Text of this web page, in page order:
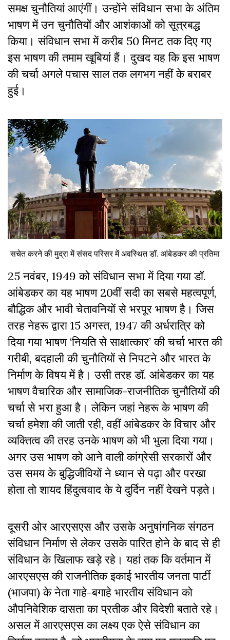
समक्ष चुनौतियां आएंगीं। उन्होंने संविधान सभा के अंतिम
भाषण में उन चुनौतियों और आशंकाओं को सूत्रबद्ध
किया। संविधान सभा में करीब 50 मिनट तक दिए गए
इस भाषण की तमाम खूबियां हैं। दुखद यह कि इस भाषण
की चर्चा अगले पचास साल तक लगभग नहीं के बराबर
हुई।
सचेत करने की मुद्रा में संसद परिसर में अवस्थित डॉ. आंबेडकर की प्रतिमा
25 नवंबर, 1949 को संविधान सभा में दिया गया डॉ.
आंबेडकर का यह भाषण 20वीं सदी का सबसे महत्वपूर्ण,
बौद्धिक और भावी चेतावनियों से भरपूर भाषण है। जिस
तरह नेहरू द्वारा 15 अगस्त, 1947 की अर्धरात्रि को
दिया गया भाषण ‘नियति से साक्षात्कार’ की चर्चा भारत की
गरीबी, बदहाली की चुनौतियों से निपटने और भारत के
निर्माण के विषय में है। उसी तरह डॉ. आंबेडकर का यह
भाषण वैचारिक और सामाजिक-राजनीतिक चुनौतियों की
चर्चा से भरा हुआ है। लेकिन जहां नेहरू के भाषण की
चर्चा हमेशा की जाती रही, वहीं आंबेडकर के विचार और
व्यक्तित्व की तरह उनके भाषण को भी भुला दिया गया।
अगर उस भाषण को आने वाली कांग्रेसी सरकारों और
उस समय के बुद्धिजीवियों ने ध्यान से पढ़ा और परखा
होता तो शायद हिंदुत्ववाद के ये दुर्दिन नहीं देखने पड़ते।
दूसरी ओर आरएसएस और उसके अनुषांगनिक संगठन
संविधान निर्माण से लेकर उसके पारित होने के बाद से ही
संविधान के खिलाफ खड़े रहे। यहां तक कि वर्तमान में
आरएसएस की राजनीतिक इकाई भारतीय जनता पार्टी
(भाजपा) के नेता गाहे-बगाहे भारतीय संविधान को
औपनिवेशिक दासता का प्रतीक और विदेशी बताते रहे।
असल में आरएसएस का लक्ष्य एक ऐसे संविधान का